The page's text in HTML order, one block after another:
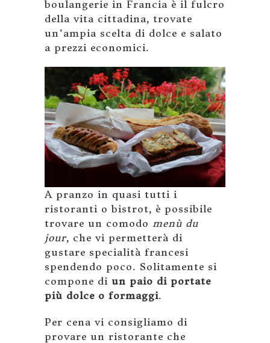
boulangerie in Francia è il fulcro
della vita cittadina, trovate
un’ampia scelta di dolce e salato
a prezzi economici.
A pranzo in quasi tutti i
ristoranti o bistrot, è possibile
trovare un comodo menù du
jour, che vi permetterà di
gustare specialità francesi
spendendo poco. Solitamente si
compone di un paio di portate
più dolce o formaggi.
Per cena vi consigliamo di
provare un ristorante che